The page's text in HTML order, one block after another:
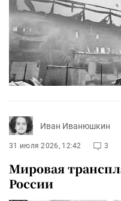
Иван Иванюшкин
31 июля 2026, 12:42 3
Мировая
России